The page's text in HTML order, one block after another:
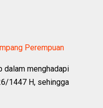
Perempuan
dalam menghadapi
1447 H, sehingga